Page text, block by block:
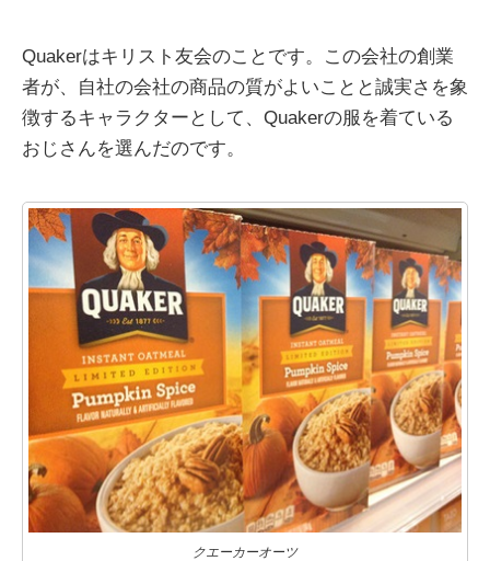
Quakerはキリスト友会のことです。この会社の創業
者が、自社の会社の商品の質がよいことと誠実さを象
徴するキャラクターとして、Quakerの服を着ている
おじさんを選んだのです。
クエーカーオーツ